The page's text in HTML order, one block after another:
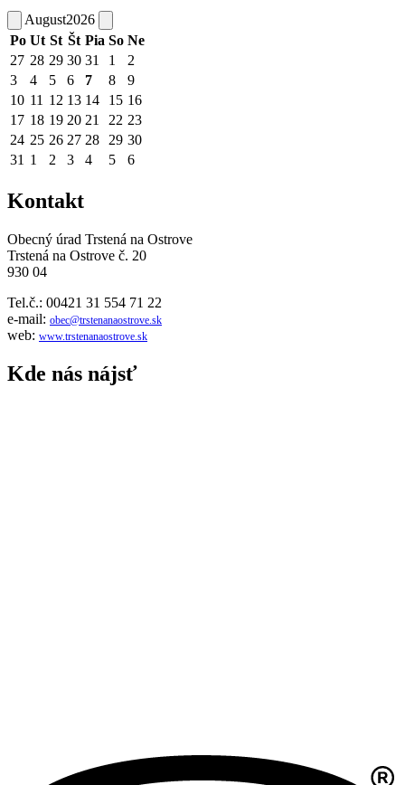
August2026
Po Ut St Št Pia So Ne
27 28 29 30 31 1
2
3
4 5 6 7 8
9
10 11 12 13 14 15 16
17 18 19 20 21 22 23
24 25 26 27 28 29 30
31 1 2 3 4 5 6
Kontakt
Obecný úrad Trstená na Ostrove
Trstená na Ostrove č. 20
930 04
Tel.č.: 00421 31 554 71 22
e-mail: obec@trstenanaostrove.sk
web: www.trstenanaostrove.sk
Kde nás nájsť